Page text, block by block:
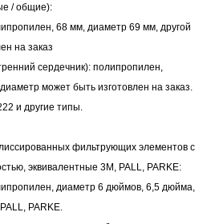
/ общие):
68 мм, диаметр 69 мм, другой
на заказ
сердечник): полипропилен,
может быть изготовлен на заказ.
и другие типы.
фильтрующих элементов с
эквивалентные 3M, PALL, PARKE:
диаметр 6 дюймов, 6,5 дюйма,
PARKE.